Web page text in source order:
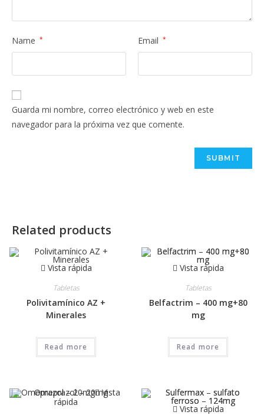
Name * Email *
Guarda mi nombre, correo electrónico y web en este
navegador para la próxima vez que comente.
Related products
Vista rápida
Tabletas
Polivitamínico AZ +
Minerales
Read more
Vista rápida
Tabletas
Belfactrim – 400 mg+80
mg
Read more
Vista
rápida
Vista rápida